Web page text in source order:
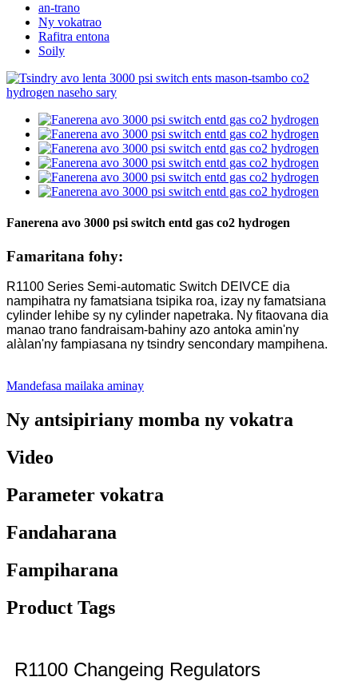
an-trano
Ny vokatrao
Rafitra entona
Soily
Fanerena avo 3000 psi switch entd gas co2 hydrogen
Famaritana fohy:
R1100 Series Semi-automatic Switch DEIVCE dia
nampihatra ny famatsiana tsipika roa, izay ny famatsiana
cylinder lehibe sy ny cylinder napetraka. Ny fitaovana dia
manao trano fandraisam-bahiny azo antoka amin'ny
alàlan'ny fampiasana ny tsindry sencondary mampihena.
Mandefasa mailaka aminay
Ny antsipiriany momba ny vokatra
Video
Parameter vokatra
Fandaharana
Fampiharana
Product Tags
R1100 Changeing Regulators